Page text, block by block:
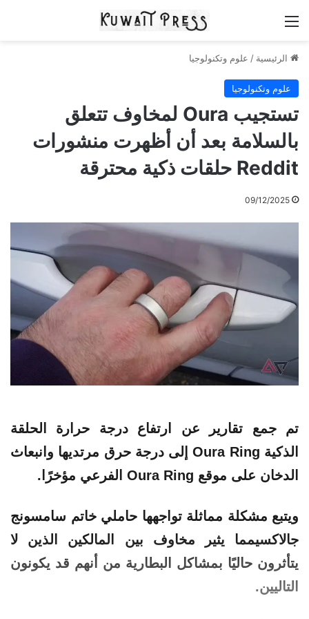
الرئيسية / علوم وتكنولوجيا
علوم وتكنولوجيا
تستجيب Oura لمخاوف تتعلق
بالسلامة بعد أن أظهرت منشورات
Reddit حلقات ذكية محترقة
09/12/2025
تم جمع تقارير عن ارتفاع درجة حرارة الحلقة
الذكية Oura Ring إلى درجة حرق مرتديها وانبعاث
الدخان على موقع Oura Ring الفرعي مؤخرًا.
ويتبع مشكلة مماثلة تواجهها حاملي خاتم سامسونج
جالاكسيمما يثير مخاوف بين المالكين الذين لا
يتأثرون حاليًا بمشاكل البطارية من أنهم قد يكونون
التاليين.